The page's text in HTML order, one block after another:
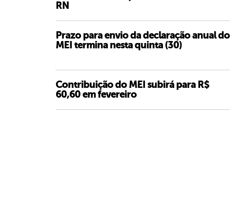
RN
Prazo para envio da declaração anual do
MEI termina nesta quinta (30)
Contribuição do MEI subirá para R$
60,60 em fevereiro